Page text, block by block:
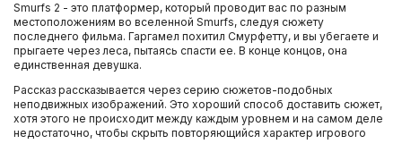
Smurfs 2 - это платформер, который проводит вас по разным
местоположениям во вселенной Smurfs, следуя сюжету
последнего фильма. Гаргамел похитил Смурфетту, и вы убегаете и
прыгаете через леса, пытаясь спасти ее. В конце концов, она
единственная девушка.
Рассказ рассказывается через серию сюжетов-подобных
неподвижных изображений. Это хороший способ доставить сюжет,
хотя этого не происходит между каждым уровнем и на самом деле
недостаточно, чтобы скрыть повторяющийся характер игрового